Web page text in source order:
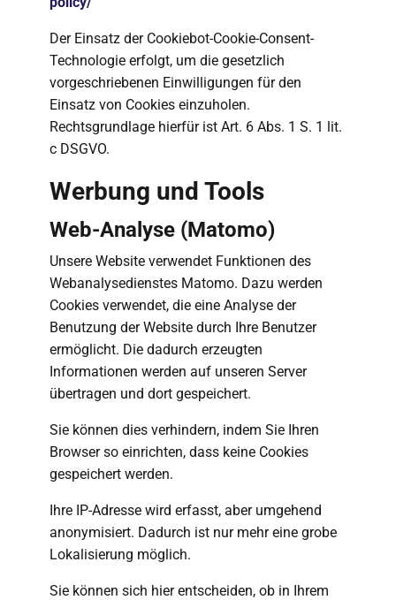
Der Einsatz der Cookiebot-Cookie-Consent-
Technologie erfolgt, um die gesetzlich
vorgeschriebenen Einwilligungen für den
Einsatz von Cookies einzuholen.
Rechtsgrundlage hierfür ist Art. 6 Abs. 1 S. 1 lit.
c DSGVO.
Werbung und Tools
Web-Analyse (Matomo)
Unsere Website verwendet Funktionen des
Webanalysedienstes Matomo. Dazu werden
Cookies verwendet, die eine Analyse der
Benutzung der Website durch Ihre Benutzer
ermöglicht. Die dadurch erzeugten
Informationen werden auf unseren Server
übertragen und dort gespeichert.
Sie können dies verhindern, indem Sie Ihren
Browser so einrichten, dass keine Cookies
gespeichert werden.
Ihre IP-Adresse wird erfasst, aber umgehend
anonymisiert. Dadurch ist nur mehr eine grobe
Lokalisierung möglich.
Sie können sich hier entscheiden, ob in Ihrem